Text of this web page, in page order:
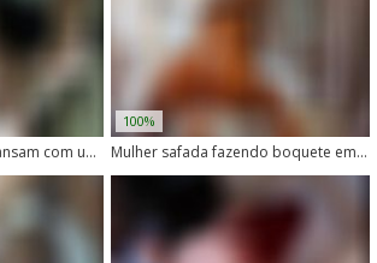
Duas loiras safadas transam com um cachorro enorme
100%
Mulher safada fazendo boquete em cachorro com muita vontade